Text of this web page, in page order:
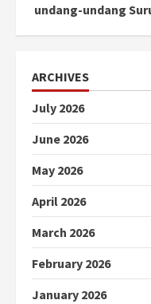
undang-undang
ARCHIVES
July 2026
June 2026
May 2026
April 2026
March 2026
February 2026
January 2026